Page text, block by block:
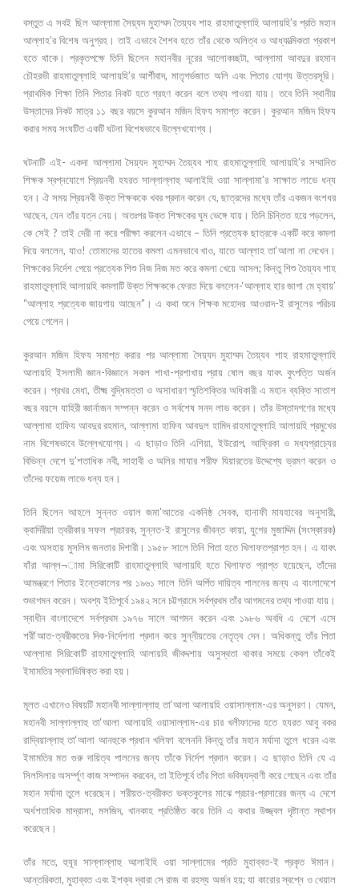
বস্তুত এ সবই ছিল আল্লামা সৈয়্যদ মুহাম্মদ তৈয়্যব শাহ রাহমাতুল্লাহি আলায়হি’র প্রতি মহান
আল্লাহ’র বিশেষ অনুগ্রহ। তাই এভাবে শৈশব হতে তাঁর থেকে অলিত্ব ও আধ্যাত্মিকতা প্রকাশ
হতে থাকে। প্রকৃতপক্ষে তিনি ছিলেন মহানবীর নূরের আলোকচ্ছটা, আল্লামা আবদুর রহমান
চৌহরভী রাহমাতুল্লাহি আলায়হি’র আর্শীবাদ, মাতৃগর্ভজাত অলি এবং পিতার যোগ্য উত্তরসূরি।
প্রাথমিক শিক্ষা তিনি পিতার নিকট হতে গ্রহণ করেন বলে তথ্য পাওয়া যায়। তবে তিনি স্থানীয়
উস্তাদের নিকট মাত্র ১১ বছর বয়সে কুরআন মজিদ হিফয সমাপ্ত করেন। কুরআন মজিদ হিফয
করার সময় সংঘটিত একটি ঘটনা বিশেষভাবে উল্লেখযোগ্য।
ঘটনাটি এই- একদা আল্লামা সৈয়্যদ মুহাম্মদ তৈয়্যব শাহ রাহমাতুল্লাহি আলায়হি’র সম্মানিত
শিক্ষক স্বপ্নযোগে প্রিয়নবী হযরত সাল্লাল্লাহু আলাইহি ওয়া সাল্লামা’র সাক্ষাত লাভে ধন্য
হন। ঐ সময় প্রিয়নবী উক্ত শিক্ষককে খবর প্রদান করেন যে, ছাত্রদের মধ্যে তাঁর একজন বংশধর
আছেন, যেন তাঁর যত্ন নেয়। অতঃপর উক্ত শিক্ষকের ঘুম ভেঙ্গে যায়। তিনি চিন্তিত হয়ে পড়লেন,
কে সেই ? তাই দেরী না করে পরীক্ষা করলেন এভাবে – তিনি প্রত্যেক ছাত্রকে একটি করে কমলা
দিয়ে বললেন, যাও! তোমাদের হাতের কমলা এমনভাবে খাও, যাতে আল্লাহ তা‘আলা না দেখেন।
শিক্ষকের নির্দেশ পেয়ে প্রত্যেক শিশু নিজ নিজ মত করে কমলা খেয়ে আসল; কিন্তু শিশু তৈয়্যব শাহ
রাহমাতুল্লাহি আলায়হি কমলাটি উক্ত শিক্ষককে ফেরত দিয়ে বললেন-‘আল্লাহ হার জাগা মে হ্যায়’
“আল্লাহ প্রত্যেক জায়গায় আছেন”। এ কথা শুনে শিক্ষক মহোদয় আওরাদ-ই রাসূলের পরিচয়
পেয়ে গেলেন।
কুরআন মজিদ হিফয সমাপ্ত করার পর আল্লামা সৈয়্যদ মুহাম্মদ তৈয়্যব শাহ রাহমাতুল্লাহি
আলায়হি ইসলামী জ্ঞান-বিজ্ঞানে সকল শাখা-প্রশাখায় প্রায় ষোল বছর যাবৎ বুৎপত্তি অর্জন
করেন। প্রখর মেধা, তীক্ষ্ম বুদ্ধিমত্তা ও অসাধারণ স্মৃতিশক্তির অধিকারী এ মহান ব্যক্তি সাতাশ
বছর বয়সে যাহিরী জ্ঞার্নাজন সম্পন্ন করেন ও সর্বশেষ সনদ লাভ করেন। তাঁর উস্তাদগণের মধ্যে
আল্লামা হাফিয আবদুর রহমান, আল্লামা হাফিয আবদুল হামিদ রাহমাতুল্লাহি আলায়হি প্রমুখের
নাম বিশেষভাবে উল্লেখযোগ্য। এ ছাড়াও তিনি এশিয়া, ইউরোপ, আফ্রিকা ও মধ্যপ্রাচ্যের
বিভিন্ন দেশে দু’শতাধিক নবী, সাহাবী ও অলির মাযার শরীফ যিয়ারতের উদ্দেশ্যে ভ্রমণ করেন ও
তাঁদের ফয়েজ লাভে ধন্য হন।
তিনি ছিলেন আহলে সুন্নত ওয়াল জমা’আতের একনিষ্ঠ সেবক, হানাফী মাযহাবের অনুসারী,
ক্বাদিরীয়া ত্বরীকার সফল প্রচারক, সুন্নত-ই রাসুলের জীবন্ত কায়া, যুগের মুজাদ্দিদ (সংস্কারক)
এবং অসহায় মুসলিম জনতার দিশারী। ১৯৫৮ সালে তিনি পিতা হতে খিলাফতপ্রাপ্ত হন। এ যাবৎ
যাঁরা আল্ল¬ামা সিরিকোটি রাহমাতুল্লাহি আলায়হি হতে খিলাফত প্রাপ্ত হয়েছেন, তাঁদের
আমন্ত্রণে পিতার ইন্তেকালের পর ১৯৬১ সালে তিনি অর্পিত দায়িত্ব পালনের জন্য এ বাংলাদেশে
শুভাগমন করেন। অবশ্য ইতিপূর্বে ১৯৪২ সনে চট্টগ্রামে সর্বপ্রথম তাঁর আগমনের তথ্য পাওয়া যায়।
স্বাধীন বাংলাদেশে সর্বপ্রথম ১৯৭৬ সালে আগমন করেন এবং ১৯৮৬ অবধি এ দেশে এসে
শরী‘আত-ত্বরীকতের দিক-নির্দেশনা প্রদান করে সুন্নীয়তের নেতৃত্ব দেন। অধিকন্তু তাঁর পিতা
আল্লামা সিরিকোটি রাহমাতুল্লাহি আলায়হি জীবদ্দশায় অসুস্থতা থাকার সময়ে কেবল তাঁকেই
ইমামতির স্থলাভিষিক্ত করা হয়।
মূলত এখানেও বিষয়টি মহানবী সাল্লাল্লাহু তা‘আলা আলায়হি ওয়াসাল্লাম-এর অনুসরণ। যেমন,
মহানবী সাল্লাল্লাহু তা‘আলা আলায়হি ওয়াসাল্লাম-এর চার খলীফাদের হতে হযরত আবু বকর
রাদ্বিয়াল্লাহু তা‘আলা আনহুকে প্রধান খলিফা বলেননি কিন্তু তাঁর মহান মর্যাদা তুলে ধরেন এবং
ইমামতির মত গুরু দায়িত্ব পালনের জন্য তাঁকে নির্দেশ প্রদান করেন। এ ছাড়াও তিনি যে এ
সিলসিলার অসর্ম্পূণ কাজ সম্পাদন করবেন, তা ইতিপূর্বে তাঁর পিতা ভবিষ্যদ্বাণী করে গেছেন এবং তাঁর
মহান মর্যাদা তুলে ধরেছেন। শরীয়ত-ত্বরীকত ভক্তকুলের মাঝে প্রচার-প্রসারের জন্য এ দেশে
অর্ধশতাধিক মাদ্রাসা, মসজিদ, খানকাহ প্রতিষ্ঠিত করে তিনি এ কথার উজ্জ্বল দৃষ্টান্ত স্থাপন
করেছেন।
তাঁর মতে, হুযূর সাল্লাল্লাহু আলাইহি ওয়া সাল্লামের প্রতি মুহাব্বত-ই প্রকৃত ঈমান।
আন্তরিকতা, মুহাব্বত এবং ইশক্ব দ্বারা সে রাজ বা রহস্য অর্জন হয়; যা কারোর স্বপ্নে ও খেয়াল